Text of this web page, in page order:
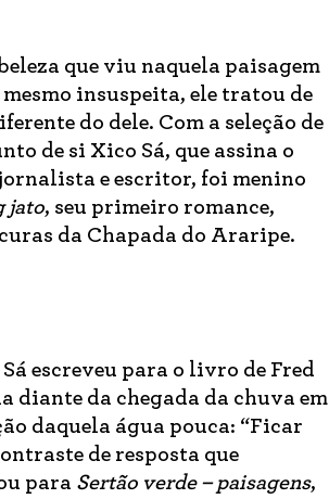
que viu naquela paisagem
insuspeita, ele tratou de
do dele. Com a seleção de
de si Xico Sá, que assina o
e escritor, foi menino
jato, seu primeiro romance,
da Chapada do Araripe.
escreveu para o livro de Fred
diante da chegada da chuva em
daquela água pouca: “Ficar
de resposta que
para Sertão verde – paisagens,